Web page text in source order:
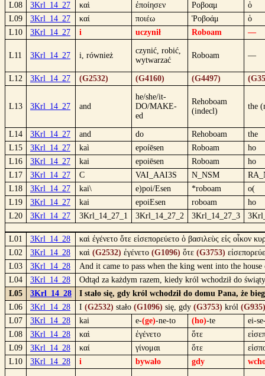
L08
3Krl_14_27 καὶ ἐποίησεν Ροβοαμ
ὁ
L09
3Krl_14_27 καί ποιέω Ῥοβοάμ
ὁ
L10
3Krl_14_27 i uczynił Roboam —
L11 3Krl_14_27 i, również
czynić, robić,
wytwarzać
Roboam —
L12 3Krl_14_27 (G2532) (G4160) (G4497)
L13 3Krl_14_27 and
he/she/it-
DO/MAKE-
ed
Rehoboam
(indecl)
the
L14 3Krl_14_27 and do Rehoboam
the
L15
3Krl_14_27 kaì epoíēsen Roboam
ho
L16
3Krl_14_27 kai epoiēsen Roboam
ho
L17
3Krl_14_27 C VAI_AAI3S N_NSM
L18
3Krl_14_27 kai\ e)poi/Esen *roboam
o(
L19
3Krl_14_27 kai epoiEsen roboam
ho
L20
3Krl_14_27 3Krl_14_27_1 3Krl_14_27_2 3Krl_14_27_3
L01 3Krl_14_28
καὶ ἐγένετο ὅτε εἰσεπορεύετο ὁ βασιλεὺς εἰς οἶκον
L02
3Krl_14_28 καὶ (G2532) ἐγένετο (G1096) ὅτε (G3753)
L03
3Krl_14_28
And it came to pass when the king went into the
L04
3Krl_14_28
Odtąd za każdym razem, kiedy król wchodził do
L05
3Krl_14_28
I stało się, gdy król wchodził do domu Pana, że
L06
3Krl_14_28 I (G2532) stało (G1096) się, gdy (G3753) król (G935)
L07
3Krl_14_28 kai e-(ge)-ne-to (ho)-te
ei-
L08
3Krl_14_28 καὶ ἐγένετο ὅτε
L09
3Krl_14_28 καί γίνομαι ὅτε
L10
3Krl_14_28 i bywało gdy